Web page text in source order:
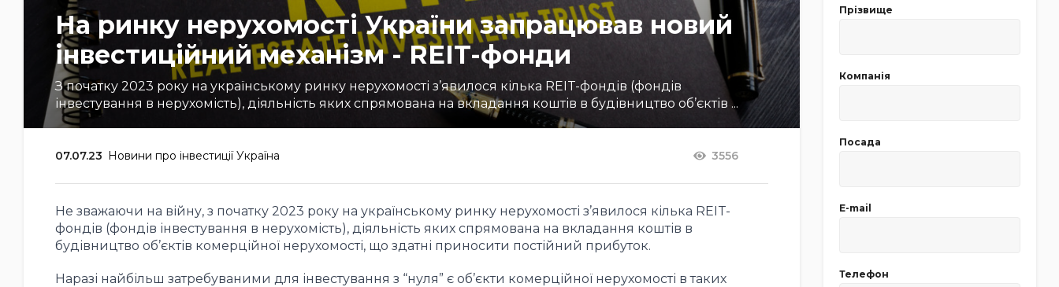
На ринку нерухомості України запрацював новий
інвестиційний механізм - REIT-фонди
З початку 2023 року на українському ринку нерухомості з’явилося кілька REIT-фондів (фондів
інвестування в нерухомість), діяльність яких спрямована на вкладання коштів в будівництво об’єктів ...
07.07.23 Новини про інвестиції Україна 3556
Не зважаючи на війну, з початку 2023 року на українському ринку нерухомості з’явилося кілька REIT-
фондів (фондів інвестування в нерухомість), діяльність яких спрямована на вкладання коштів в
будівництво об’єктів комерційної нерухомості, що здатні приносити постійний прибуток.
Наразі найбільш затребуваними для інвестування з “нуля” є об’єкти комерційної нерухомості в таких
Прізвище
Компанія
Посада
E-mail
Телефон